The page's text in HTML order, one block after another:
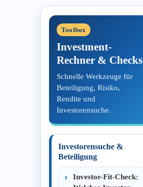
Toolbox
Investment-
Rechner & Checks
Schnelle Werkzeuge für
Beteiligung, Risiko,
Rendite und
Investorensuche.
Investorensuche &
Beteiligung
Investor-Fit-Check: